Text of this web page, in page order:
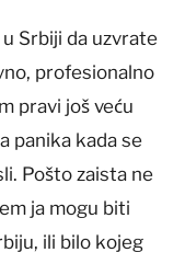
Srbiji da uzvrate
profesionalno
pravi još veću
panika kada se
Pošto zaista ne
ja mogu biti
ili bilo kojeg